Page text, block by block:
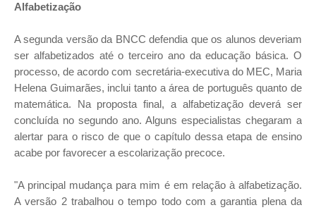
Alfabetização
A segunda versão da BNCC defendia que os alunos deveriam
ser alfabetizados até o terceiro ano da educação básica. O
processo, de acordo com secretária-executiva do MEC, Maria
Helena Guimarães, inclui tanto a área de português quanto de
matemática. Na proposta final, a alfabetização deverá ser
concluída no segundo ano. Alguns especialistas chegaram a
alertar para o risco de que o capítulo dessa etapa de ensino
acabe por favorecer a escolarização precoce.
"A principal mudança para mim é em relação à alfabetização.
A versão 2 trabalhou o tempo todo com a garantia plena da